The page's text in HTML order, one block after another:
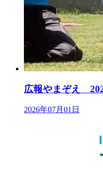
広報やまぞえ
2026年07月01日